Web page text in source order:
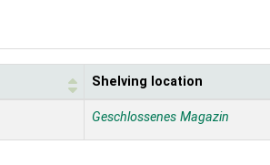
Shelving location
Geschlossenes Magazin